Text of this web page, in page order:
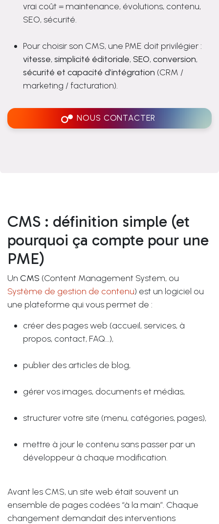
vrai coût = maintenance, évolutions, contenu,
SEO, sécurité.
Pour choisir son CMS, une PME doit privilégier :
vitesse, simplicité éditoriale, SEO, conversion,
sécurité et capacité d’intégration (CRM /
marketing / facturation).
NOUS CONTACTER
CMS : définition simple (et
pourquoi ça compte pour une
PME)
Un CMS (Content Management System, ou
Système de gestion de contenu) est un logiciel ou
une plateforme qui vous permet de :
créer des pages web (accueil, services, à
propos, contact, FAQ…),
publier des articles de blog,
gérer vos images, documents et médias,
structurer votre site (menu, catégories, pages),
mettre à jour le contenu sans passer par un
développeur à chaque modification.
Avant les CMS, un site web était souvent un
ensemble de pages codées “à la main”. Chaque
changement demandait des interventions